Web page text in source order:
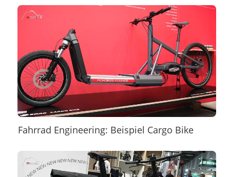
Fahrrad Engineering: Beispiel Cargo Bike